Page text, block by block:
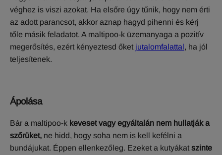
véghez is viszi azokat. Ha elsőre úgy tűnik, hogy nem érti
az adott parancsot, akkor aznap hagyd pihenni és kérj
tőle másik feladatot. A maltipoo-k üzemanyaga a pozitív
megerősítés, ezért kényeztesd őket jutalomfalattal, ha jól
teljesítenek.
Ápolása
Bár a maltipoo-k keveset vagy egyáltalán nem hullatják a
szőrüket, ne hidd, hogy soha nem is kell kefélni a
bundájukat. Éppen ellenkezőleg. Ezeket a kutyákat szinte